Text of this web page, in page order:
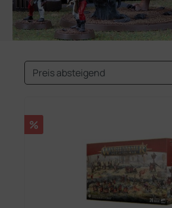
Rabatt
%